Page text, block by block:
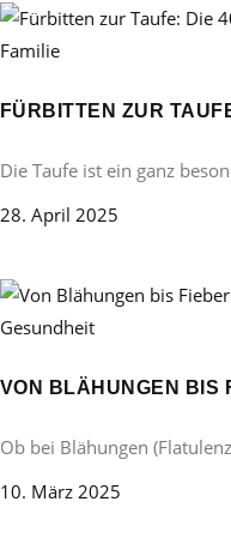
Familie
FÜRBITTEN ZUR
Die Taufe ist ein ganz
28. April 2025
Gesundheit
VON BLÄHUNGEN BIS
Ob bei Blähungen
10. März 2025